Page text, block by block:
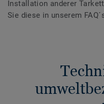
Installation anderer
Sie diese in unserem